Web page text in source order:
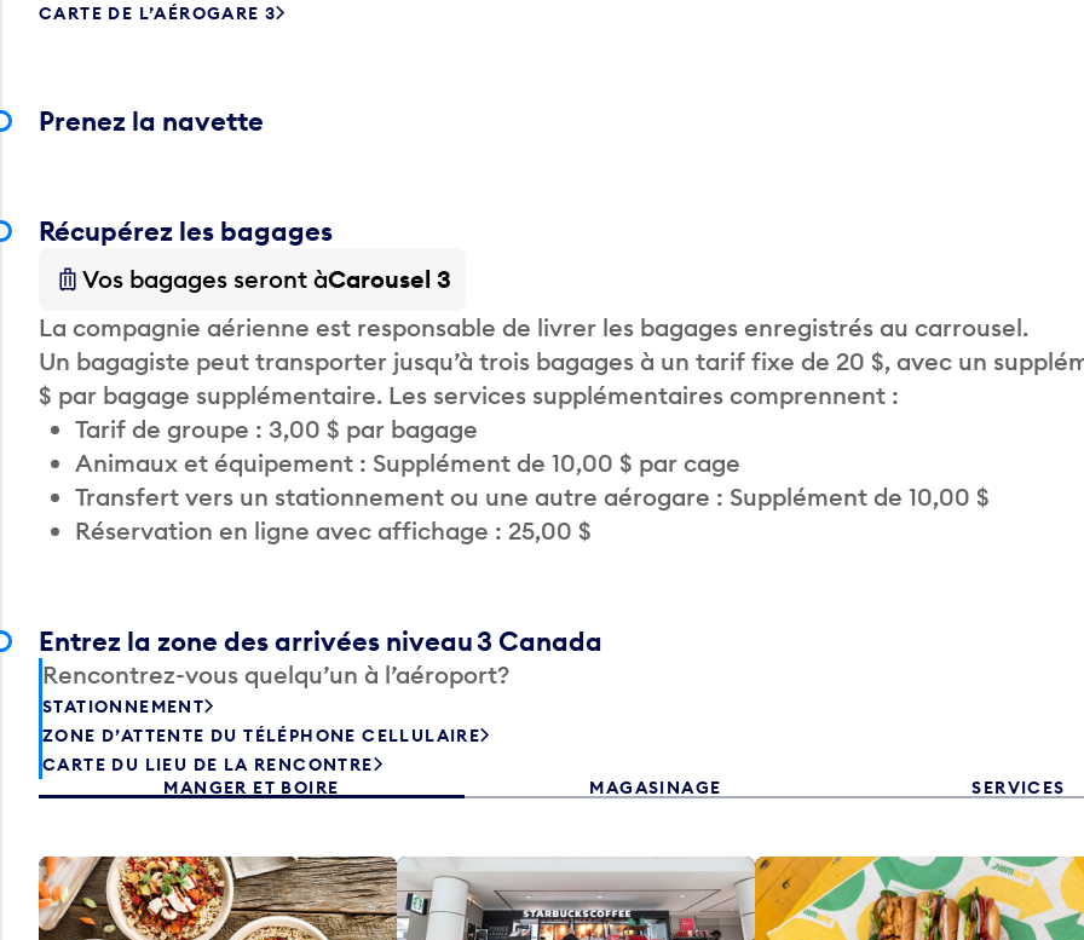
CARTE DE L’AÉROGARE 3
Prenez la navette
Récupérez les bagages
Vos bagages seront àCarousel 3
La compagnie aérienne est responsable de livrer les bagages enregistrés au carrousel.
Un bagagiste peut transporter jusqu’à trois bagages à un tarif fixe de 20 $, avec un
$ par bagage supplémentaire. Les services supplémentaires comprennent :
Tarif de groupe : 3,00 $ par bagage
Animaux et équipement : Supplément de 10,00 $ par cage
Transfert vers un stationnement ou une autre aérogare : Supplément de 10,00 $
Réservation en ligne avec affichage : 25,00 $
Entrez la zone des arrivées niveau 3 Canada
Rencontrez-vous quelqu’un à l’aéroport?
STATIONNEMENT
ZONE D’ATTENTE DU TÉLÉPHONE CELLULAIRE
CARTE DU LIEU DE LA RENCONTRE
MANGER ET BOIRE
MAGASINAGE SERVICES